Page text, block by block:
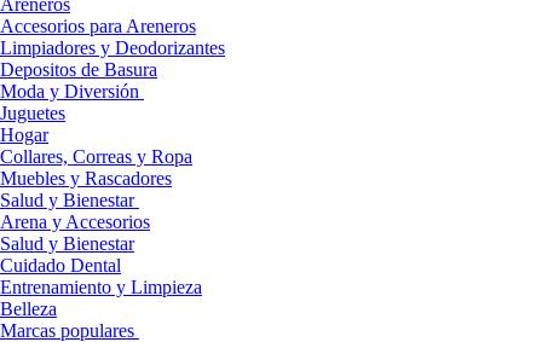
Areneros
Accesorios para Areneros
Limpiadores y Deodorizantes
Depositos de Basura
Moda y Diversión
Juguetes
Hogar
Collares, Correas y Ropa
Muebles y Rascadores
Salud y Bienestar
Arena y Accesorios
Salud y Bienestar
Cuidado Dental
Entrenamiento y Limpieza
Belleza
Marcas populares